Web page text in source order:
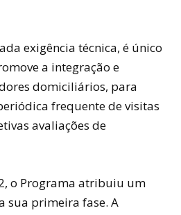
exigência técnica, é único
a integração e
domiciliários, para
frequente de visitas
avaliações de
o Programa atribuiu um
sua primeira fase. A